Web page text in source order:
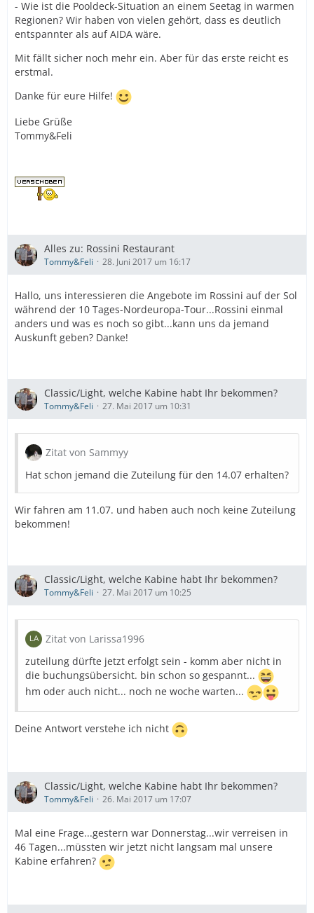
- Wie ist die Pooldeck-Situation an einem Seetag in warmen
Regionen? Wir haben von vielen gehört, dass es deutlich
entspannter als auf AIDA wäre.
Mit fällt sicher noch mehr ein. Aber für das erste reicht es
erstmal.
Danke für eure Hilfe!
Liebe Grüße
Tommy&Feli
Alles zu: Rossini Restaurant
Tommy&Feli 28. Juni 2017 um 16:17
Hallo, uns interessieren die Angebote im Rossini auf der Sol
während der 10 Tages-Nordeuropa-Tour...Rossini einmal
anders und was es noch so gibt...kann uns da jemand
Auskunft geben? Danke!
Classic/Light, welche Kabine habt Ihr bekommen?
Tommy&Feli 27. Mai 2017 um 10:31
Zitat von Sammyy
Hat schon jemand die Zuteilung für den 14.07 erhalten?
Wir fahren am 11.07. und haben auch noch keine Zuteilung
bekommen!
Classic/Light, welche Kabine habt Ihr bekommen?
Tommy&Feli 27. Mai 2017 um 10:25
Zitat von Larissa1996
zuteilung dürfte jetzt erfolgt sein - komm aber nicht in
die buchungsübersicht. bin schon so gespannt...
hm oder auch nicht... noch ne woche warten...
Deine Antwort verstehe ich nicht
Classic/Light, welche Kabine habt Ihr bekommen?
Tommy&Feli 26. Mai 2017 um 17:07
Mal eine Frage...gestern war Donnerstag...wir verreisen in
46 Tagen...müssten wir jetzt nicht langsam mal unsere
Kabine erfahren?